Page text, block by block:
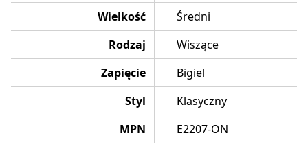
Wielkość
Średni
Rodzaj
Wiszące
Zapięcie
Bigiel
Styl
Klasyczny
MPN
E2207-ON